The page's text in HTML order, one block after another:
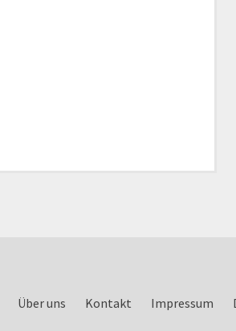
Über uns Kontakt Impressum